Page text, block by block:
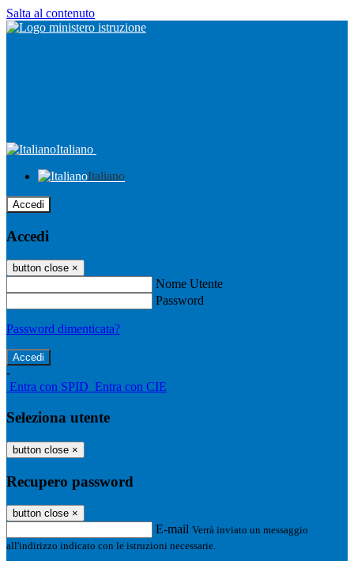
Salta al contenuto
Italiano
Italiano
Accedi
Accedi
button close ×
Nome Utente
Password
Password dimenticata?
-
Entra con SPID Entra con CIE
Seleziona utente
button close ×
Recupero password
button close ×
E-mail Verrà inviato un messaggio
all'indirizzo indicato con le istruzioni necessarie.